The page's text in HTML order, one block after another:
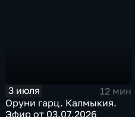
3 июля
12 мин
Оруни гарц. Калмыкия.
Эфир от 03.07.2026